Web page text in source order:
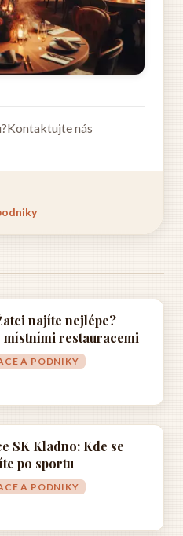
Kontaktujte nás
najíte nejlépe?
místními restauracemi
A PODNIKY
SK Kladno: Kde se
po sportu
A PODNIKY